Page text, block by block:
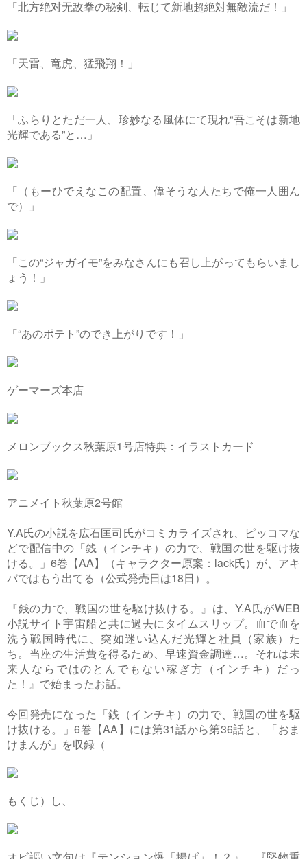
「北方绝对无敌拳の秘剣、転じて新地超絶対無敵流だ！」
「天雷、竜虎、猛飛翔！」
「ふらりとただ一人、珍妙なる風体にて現れ“吾こそは新地
光輝である”と…」
「（もーひでえなこの配置、偉そうな人たちで俺一人囲ん
で）」
「この“ジャガイモ”をみなさんにも召し上がってもらいまし
ょう！」
「“あのポテト”のでき上がりです！」
ゲーマーズ本店
メロンブックス秋葉原1号店特典：イラストカード
アニメイト秋葉原2号館
Y.A氏の小説を広石匡司氏がコミカライズされ、ピッコマな
どで配信中の「銭（インチキ）の力で、戦国の世を駆け抜
ける。」6巻【AA】（キャラクター原案：lack氏）が、アキ
バではもう出てる（公式発売日は18日）。
『銭の力で、戦国の世を駆け抜ける。』は、Y.A氏がWEB
小説サイト宇宙船と共に過去にタイムスリップ。血で血を
洗う戦国時代に、突如迷い込んだ光輝と社員（家族）た
ち。当座の生活費を得るため、早速資金調達…。それは未
来人ならではのとんでもない稼ぎ方（インチキ）だっ
た！』で始まったお話。
今回発売になった「銭（インチキ）の力で、戦国の世を駆
け抜ける。」6巻【AA】には第31話から第36話と、「おま
けまんが」を収録（
もくじ）し、